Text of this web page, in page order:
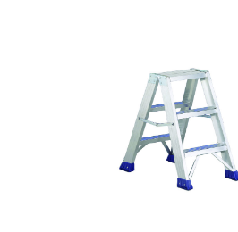
È possibile
Posso contattarvi
Perché scegliere